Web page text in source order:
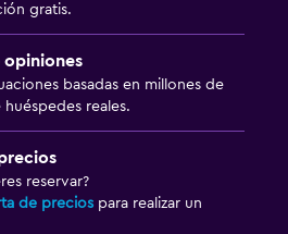
gratis.
opiniones
basadas en millones de
reales.
reservar?
de precios para realizar un